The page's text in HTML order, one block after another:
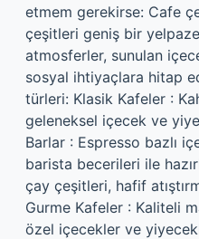
etmem gerekirse: Cafe
çeşitleri geniş bir
atmosferler, sunulan
sosyal ihtiyaçlara hitap
türleri: Klasik Kafeler :
geleneksel içecek ve
Barlar : Espresso bazlı
barista becerileri ile
çay çeşitleri, hafif
Gurme Kafeler : Kaliteli
özel içecekler ve